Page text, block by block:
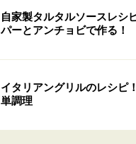
自家製タルタルソースレシ
パーとアンチョビで作る！
イタリアングリルのレシピ
単調理